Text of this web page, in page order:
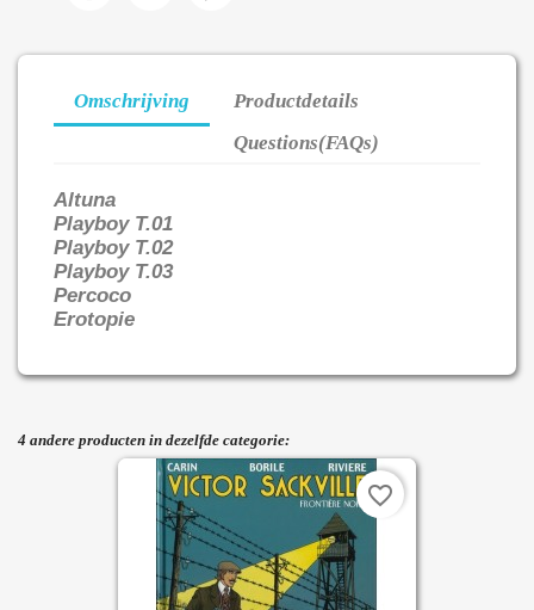
Omschrijving
Productdetails
Questions(FAQs)
Altuna
Playboy T.01
Playboy T.02
Playboy T.03
Percoco
Erotopie
4 andere producten in dezelfde categorie:
favorite_border